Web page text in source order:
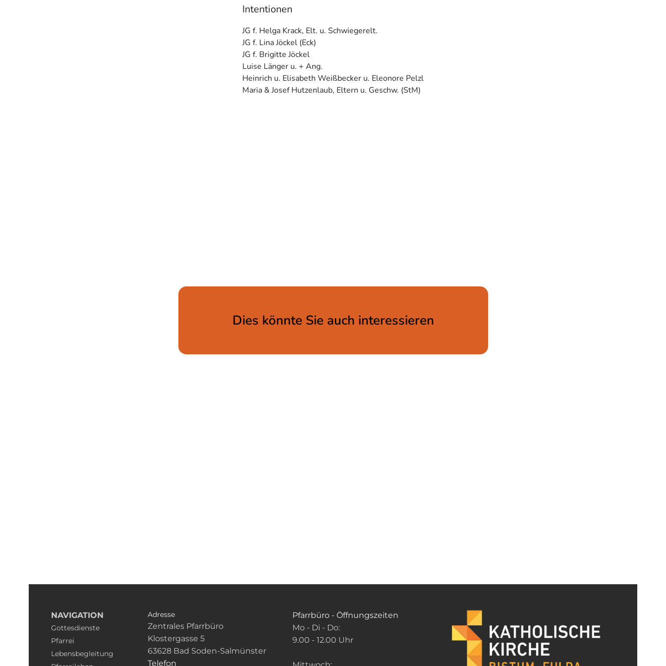
Intentionen
JG f. Helga Krack, Elt. u. Schwiegerelt.
JG f. Lina Jöckel (Eck)
JG f. Brigitte Jöckel
Luise Länger u. + Ang.
Heinrich u. Elisabeth Weißbecker u. Eleonore Pelzl
Maria & Josef Hutzenlaub, Eltern u. Geschw. (StM)
Dies könnte Sie auch interessieren
NAVIGATION
Gottesdienste
Pfarrei
Lebensbegleitung
Adresse
Zentrales Pfarrbüro
Klostergasse 5
63628 Bad Soden-Salmünster
Telefon
Pfarrbüro - Öffnungszeiten
Mo - Di - Do:
9.00 - 12.00 Uhr